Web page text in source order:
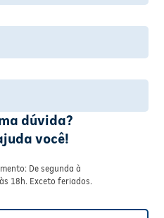
dúvida?
você!
De segunda à
18h. Exceto feriados.